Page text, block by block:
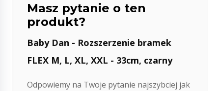
Masz pytanie o ten
produkt?
Baby Dan - Rozszerzenie bramek
FLEX M, L, XL, XXL - 33cm, czarny
Odpowiemy na Twoje pytanie najszybciej jak